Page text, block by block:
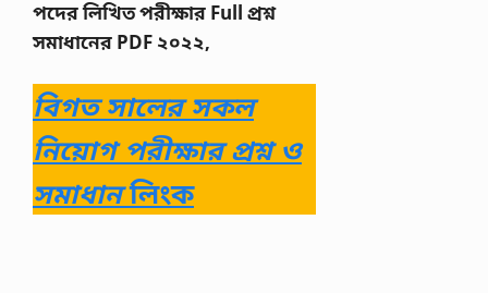
পদের লিখিত পরীক্ষার Full প্রশ্ন
সমাধানের PDF ২০২২,
বিগত সালের সকল
নিয়োগ পরীক্ষার প্রশ্ন ও
সমাধানলিংক